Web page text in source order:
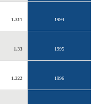
1994
1.311
1995
1.33
1996
1.222